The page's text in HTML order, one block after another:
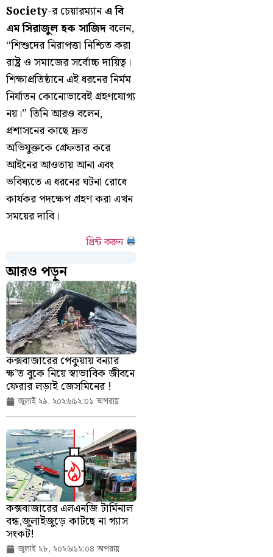
Society-র চেয়ারম্যানএ বি
এম সিরাজুল হক সাজিদবলেন,
“শিশুদের নিরাপত্তা নিশ্চিত করা
রাষ্ট্র ও সমাজের সর্বোচ্চ দায়িত্ব।
শিক্ষাপ্রতিষ্ঠানে এই ধরনের নির্মম
নির্যাতন কোনোভাবেই গ্রহণযোগ্য
নয়।” তিনি আরও বলেন,
প্রশাসনের কাছে দ্রুত
অভিযুক্তকে গ্রেফতার করে
আইনের আওতায় আনা এবং
ভবিষ্যতে এ ধরনের ঘটনা রোধে
কার্যকর পদক্ষেপ গ্রহণ করা এখন
সময়ের দাবি।
প্রিন্ট করুন
আরও পড়ুন
কক্সবাজারের পেকুয়ায় বন্যার
ক্ষ’ত বুকে নিয়ে স্বাভাবিক জীবনে
ফেরার লড়াই জেসমিনের !
জুলাই ২৯, ২০২৬১২:০১ অপরাহ্ণ
কক্সবাজারের এলএনজি টার্মিনাল
বন্ধ,জুলাইজুড়ে কাটছে না গ্যাস
সংকট!
জুলাই ২৮, ২০২৬১২:০৪ অপরাহ্ণ